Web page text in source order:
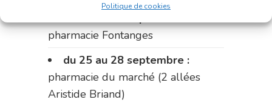
Politique de cookies
pharmacie Fontanges
du 25 au 28 septembre :
pharmacie du marché (2 allées
Aristide Briand)